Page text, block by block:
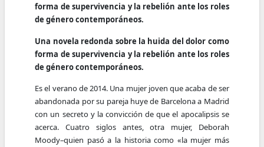
forma de supervivencia y la rebelión ante los roles
de género contemporáneos.
Una novela redonda sobre la huida del dolor como
forma de supervivencia y la rebelión ante los roles
de género contemporáneos.
Es el verano de 2014. Una mujer joven que acaba de ser
abandonada por su pareja huye de Barcelona a Madrid
con un secreto y la convicción de que el apocalipsis se
acerca. Cuatro siglos antes, otra mujer, Deborah
Moody–quien pasó a la historia como «la mujer más